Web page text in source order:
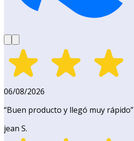
06/08/2026
“Buen producto y llegó muy rápido”
jean S.